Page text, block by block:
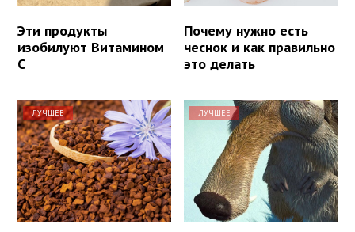
Эти продукты
изобилуют Витамином
С
Почему нужно есть
чеснок и как правильно
это делать
ЛУЧШЕЕ ЛУЧШЕЕ